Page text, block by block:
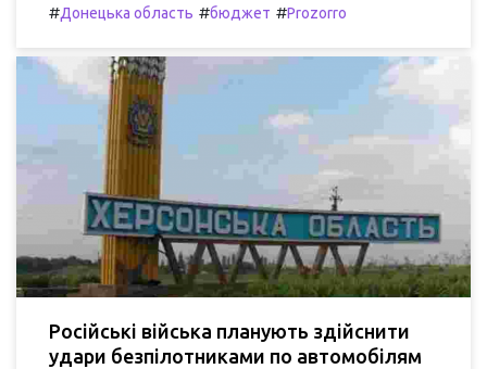
#Донецька область #бюджет #Prozorro
Російські війська планують здійснити
удари безпілотниками по автомобілям